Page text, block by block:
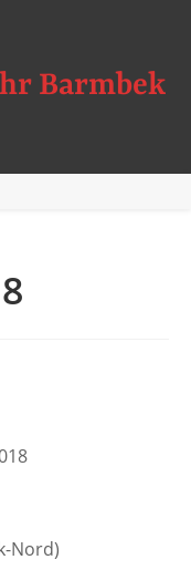
Barmbek
Nord)